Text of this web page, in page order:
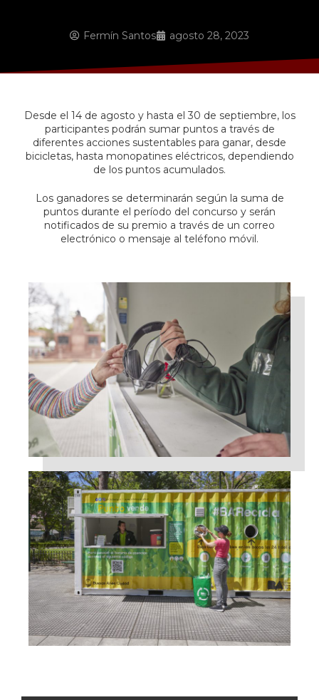
Fermín Santos agosto 28, 2023
Desde el 14 de agosto y hasta el 30 de septiembre, los
participantes podrán sumar puntos a través de
diferentes acciones sustentables para ganar, desde
bicicletas, hasta monopatines eléctricos, dependiendo
de los puntos acumulados.
Los ganadores se determinarán según la suma de
puntos durante el período del concurso y serán
notificados de su premio a través de un correo
electrónico o mensaje al teléfono móvil.